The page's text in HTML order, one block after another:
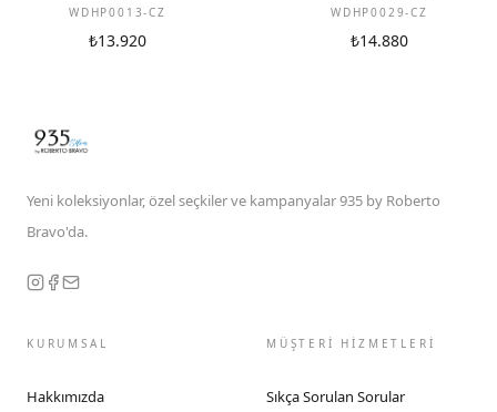
WDHP0013-CZ
₺13.920
WDHP0029-CZ
₺14.880
Yeni koleksiyonlar, özel seçkiler ve kampanyalar 935 by Roberto
Bravo'da.
KURUMSAL
Hakkımızda
MÜŞTERİ HİZMETLERİ
Sıkça Sorulan Sorular